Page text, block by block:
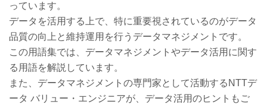
っています。
データを活用する上で、特に重要視されているのがデータ
品質の向上と維持運用を行うデータマネジメントです。
この用語集では、データマネジメントやデータ活用に関す
る用語を解説しています。
また、データマネジメントの専門家として活動するNTTデ
ータ バリュー・エンジニアが、データ活用のヒントもご